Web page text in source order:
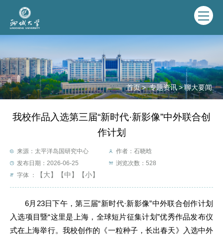
首页 > 专题资讯>聊大要闻
我校作品入选第三届“新时代·新影像”中外联合创
作计划
来源：太平洋岛国研究中心
作者：石晓晗
发布日期：2026-06-25
浏览次数：528
字体 ：
【大】 【中】 【小】
6月23日下午，第三届“新时代·新影像”中外联合创作计划
入选项目暨“这里是上海，全球短片征集计划”优秀作品发布仪
式在上海举行。我校创作的《一粒种子，长出春天》入选中外